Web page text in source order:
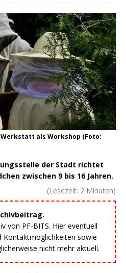
als Workshop (Foto:
der Stadt richtet
zwischen 9 bis 16 Jahren.
(Lesezeit: 2 Minuten)
von PF-BITS. Hier eventuell
Kontaktmöglichkeiten sowie
nicht mehr aktuell.